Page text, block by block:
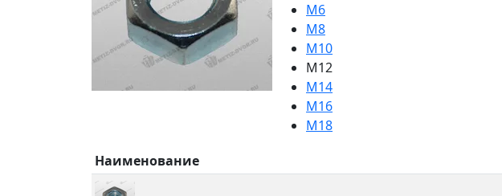
М6
М8
М10
M12
М14
М16
М18
Наименование